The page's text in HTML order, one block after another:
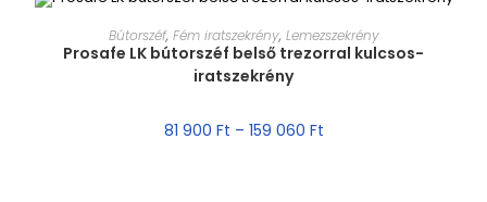
MÉRET VÁLASZTÁSA
Bútorszéf, Fém iratszekrény, Lemezszekrény
Prosafe LK bútorszéf belső trezorral kulcsos-
iratszekrény
81 900 Ft – 159 060 Ft